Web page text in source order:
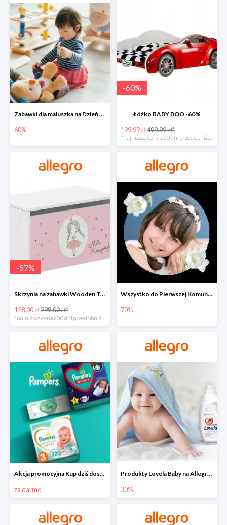
Zabawki dla maluszka na Dzień Dziecka na Allegro do -60%
60%
-60%
Łóżko BABY BOO -60%
199.99 zł499.99 zł*
*najniższa cena z 30 dni przed obniżką
-57%
Skrzynia na zabawki Wooden Toys -57%
128.00 zł299.00 zł*
Wszystko do Pierwszej Komunii na Allegro do -70%
70%
Akcja promocyjna Kup dziś dostawa jutro
za darmo
Produkty Lovela Baby na Allegro do -30%
30%